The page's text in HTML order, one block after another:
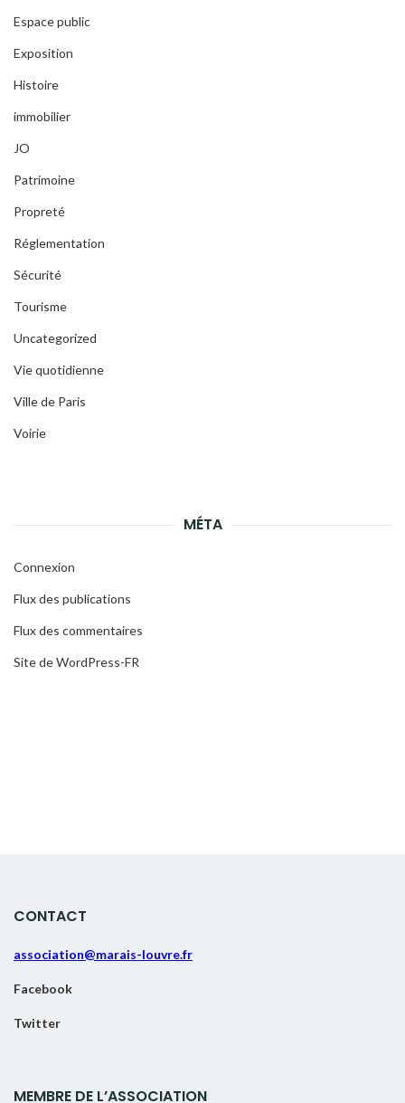
Espace public
Exposition
Histoire
immobilier
JO
Patrimoine
Propreté
Réglementation
Sécurité
Tourisme
Uncategorized
Vie quotidienne
Ville de Paris
Voirie
MÉTA
Connexion
Flux des publications
Flux des commentaires
Site de WordPress-FR
CONTACT
association@marais-louvre.fr
Facebook
Twitter
MEMBRE DE L’ASSOCIATION